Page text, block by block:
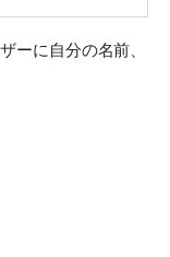
ーに自分の名前、